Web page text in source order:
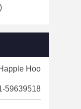
Hoo
59639518